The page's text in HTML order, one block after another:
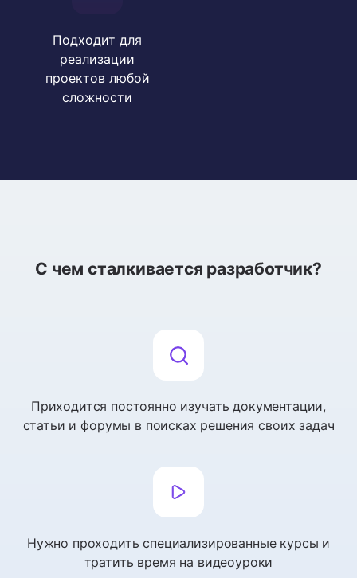
Подходит для
реализации
проектов любой
сложности
С чем сталкивается разработчик?
Приходится постоянно изучать документации,
статьи и форумы в поисках решения своих задач
Нужно проходить специализированные курсы и
тратить время на видеоуроки